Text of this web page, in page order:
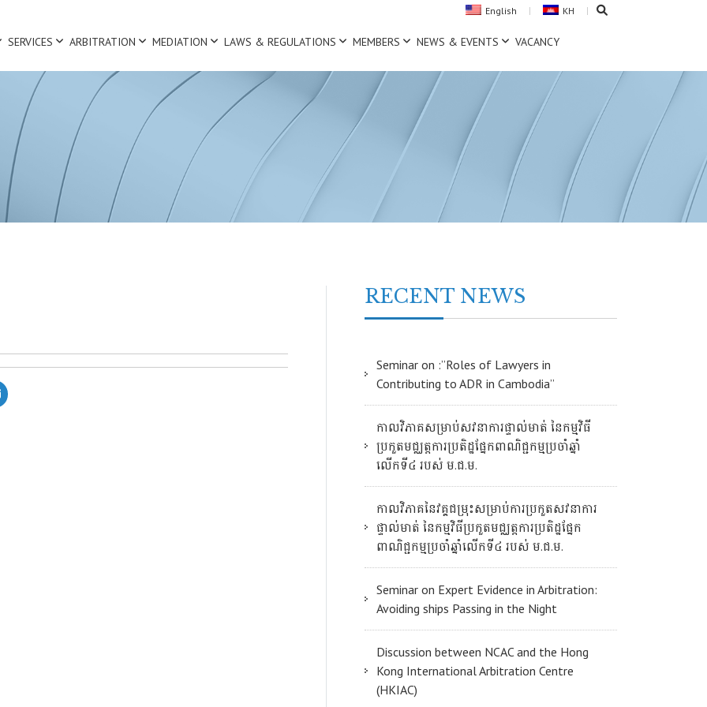
English KH
SERVICES ARBITRATION MEDIATION LAWS & REGULATIONS MEMBERS NEWS & EVENTS VACANCY
RECENT NEWS
Seminar on :”Roles of Lawyers in
Contributing to ADR in Cambodia”
កាលវិភាគសម្រាប់សវនាការផ្ទាល់មាត់ នៃកម្មវិធី
ប្រកួតមជ្ឈត្តការប្រតិដ្ឋផ្នែកពាណិជ្ជកម្មប្រចាំឆ្នាំ
លើកទី៤ របស់ ម.ជ.ម.
កាលវិភាគនៃវគ្គជម្រុះសម្រាប់ការប្រកួតសវនាការ
ផ្ទាល់មាត់ នៃកម្មវិធីប្រកួតមជ្ឈត្តការប្រតិដ្ឋផ្នែក
ពាណិជ្ជកម្មប្រចាំឆ្នាំលើកទី៤ របស់ ម.ជ.ម.
Seminar on Expert Evidence in Arbitration:
Avoiding ships Passing in the Night
Discussion between NCAC and the Hong
Kong International Arbitration Centre
(HKIAC)